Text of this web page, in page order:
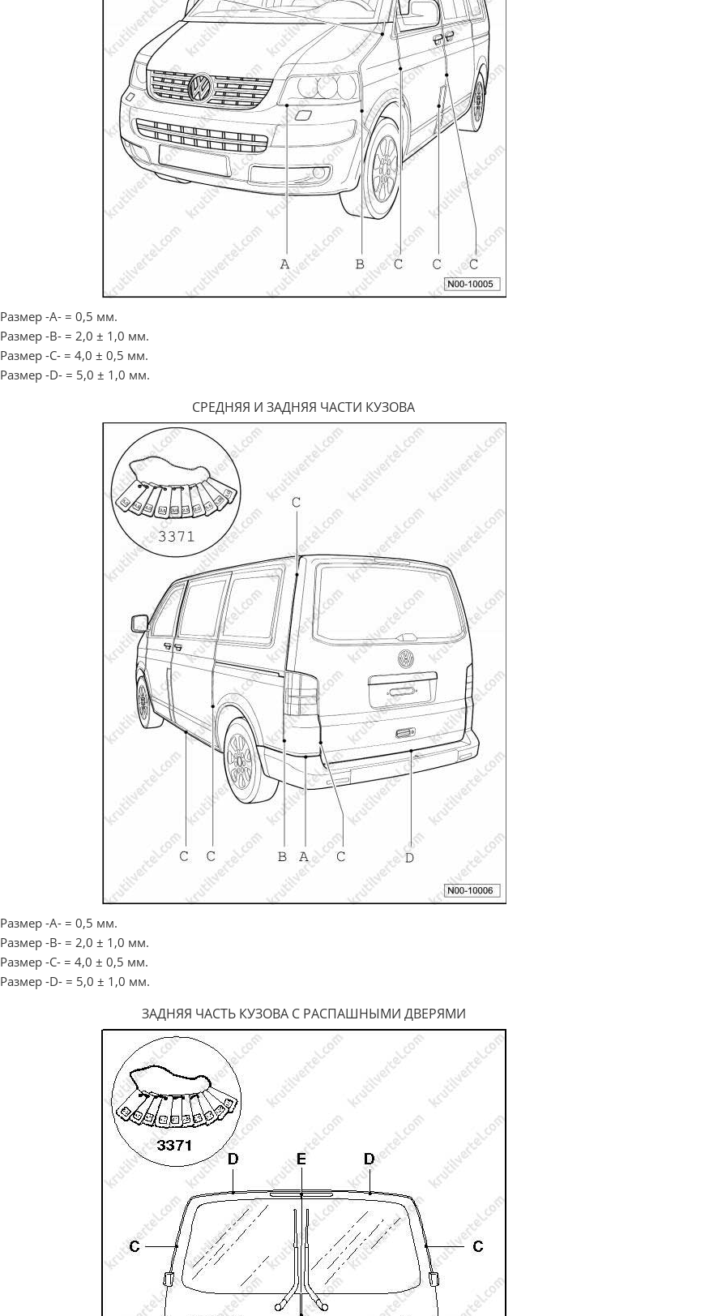
Размер -А- = 0,5 мм.
Размер -В- = 2,0 ± 1,0 мм.
Размер -С- = 4,0 ± 0,5 мм.
Размер -D- = 5,0 ± 1,0 мм.
СРЕДНЯЯ И ЗАДНЯЯ ЧАСТИ КУЗОВА
Размер -А- = 0,5 мм.
Размер -В- = 2,0 ± 1,0 мм.
Размер -С- = 4,0 ± 0,5 мм.
Размер -D- = 5,0 ± 1,0 мм.
ЗАДНЯЯ ЧАСТЬ КУЗОВА С РАСПАШНЫМИ ДВЕРЯМИ